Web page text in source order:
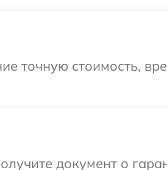
точную стоимость,
документ о